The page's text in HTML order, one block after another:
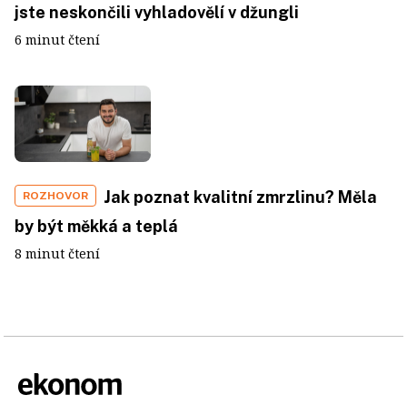
jste neskončili vyhladovělí v džungli
6 minut čtení
ROZHOVOR
Jak poznat kvalitní zmrzlinu? Měla
by být měkká a teplá
8 minut čtení